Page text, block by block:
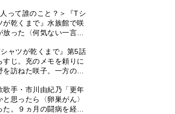
ラストスと向き合った50
っと見る